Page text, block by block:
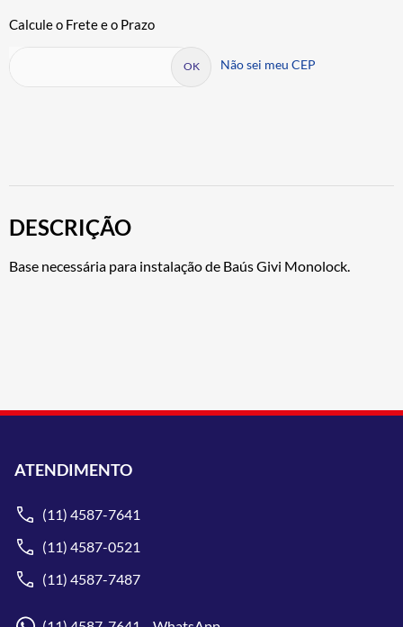
Não sei meu CEP
DESCRIÇÃO
Base necessária para instalação de Baús Givi Monolock.
ATENDIMENTO
(11) 4587-7641
(11) 4587-0521
(11) 4587-7487